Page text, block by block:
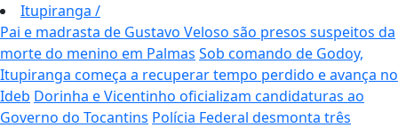
Itupiranga /
Pai e madrasta de Gustavo Veloso são presos suspeitos da
morte do menino em Palmas Sob comando de Godoy,
Itupiranga começa a recuperar tempo perdido e avança no
Ideb Dorinha e Vicentinho oficializam candidaturas ao
Governo do Tocantins Polícia Federal desmonta três